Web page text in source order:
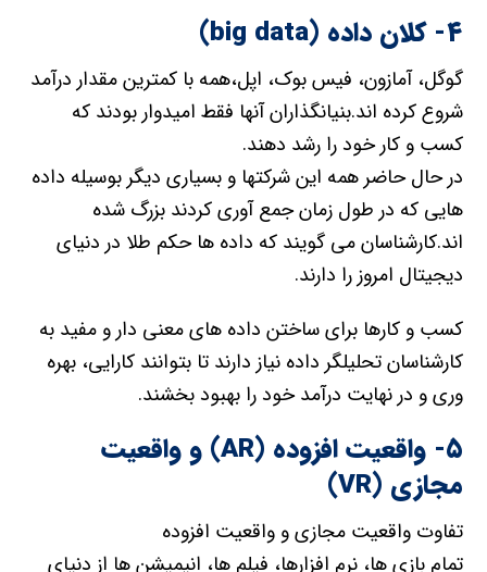
۴- کلان داده (big data)
گوگل، آمازون، فیس بوک، اپل،همه با کمترین مقدار درآمد
شروع کرده اند.بنیانگذاران آنها فقط امیدوار بودند که
کسب و کار خود را رشد دهند.
در حال حاضر همه این شرکتها و بسیاری دیگر بوسیله داده
هایی که در طول زمان جمع آوری کردند بزرگ شده
اند.کارشناسان می گویند که داده ها حکم طلا در دنیای
دیجیتال امروز را دارند.
کسب و کارها برای ساختن داده های معنی دار و مفید به
کارشناسان تحلیلگر داده نیاز دارند تا بتوانند کارایی، بهره
وری و در نهایت درآمد خود را بهبود بخشند.
۵- واقعیت افزوده (AR) و واقعیت
مجازی (VR)
تفاوت واقعیت مجازی و واقعیت افزوده
تمام بازی ها، نرم افزارها، فیلم ها، انیمیشن ها از دنیای